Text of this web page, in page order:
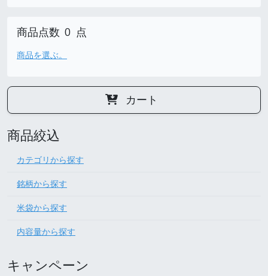
カート
商品絞込
カテゴリから探す
銘柄から探す
米袋から探す
内容量から探す
キャンペーン
商品点数 0 点
商品を選ぶ。